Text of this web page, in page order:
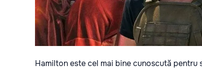
Hamilton este cel mai bine cunoscută